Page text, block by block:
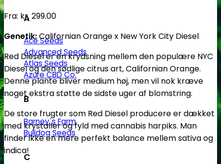
A
Ace Seeds
Advanced Seeds
Atlas Seeds
Azure CBD Co.
B
Barney´s Farm
Bulldog Seeds
C
Fra: kr. 299.00
Genetik:Californian Orange x New York City Diesel
Red Diesel er en krydsning mellem den populære NYC
Diesel og den sødlige citrus art, Californian Orange.
Denne plante bliver medium høj, men vil nok kræve
noget ekstra støtte de sidste uger af blomstring.
De store frugter som Red Diesel producere er dækket
med krystaller og fyld med cannabis harpiks. Man
finder ikke en mere perfekt balance mellem sativa og
indica!